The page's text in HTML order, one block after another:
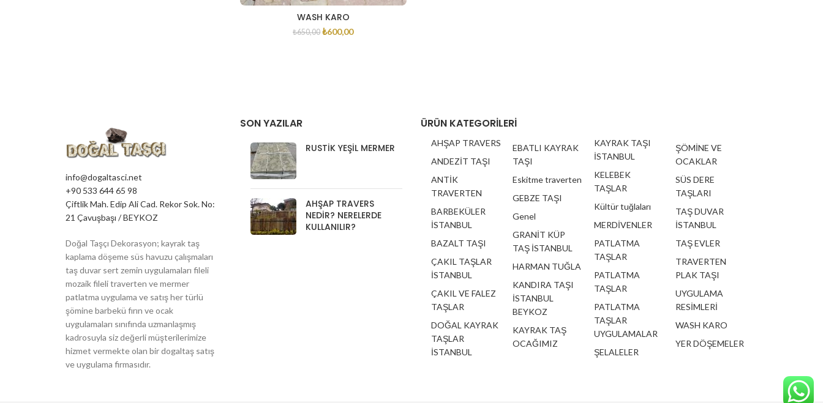
WASH KARO
₺650,00 ₺600,00
info@dogaltasci.net
+90 533 644 65 98
Çiftlik Mah. Edip Ali Cad. Rekor Sok. No:
21 Çavuşbaşı / BEYKOZ
Doğal Taşçı Dekorasyon; kayrak taş
kaplama döşeme süs havuzu çalışmaları
taş duvar sert zemin uygulamaları fileli
mozaik fileli traverten ve mermer
patlatma uygulama ve satış her türlü
şömine barbekü fırın ve ocak
uygulamaları sınıfında uzmanlaşmış
kadrosuyla siz değerli müşterilerimize
hizmet vermekte olan bir dogaltaş satış
ve uygulama firmasıdır.
SON YAZILAR
RUSTIK YEŞIL MERMER
AHŞAP TRAVERS
NEDIR? NERELERDE
KULLANILIR?
ÜRÜN KATEGORILERI
AHŞAP TRAVERS
ANDEZİT TAŞI
ANTİK
TRAVERTEN
BARBEKÜLER
İSTANBUL
BAZALT TAŞI
ÇAKIL TAŞLAR
İSTANBUL
ÇAKIL VE FALEZ
TAŞLAR
DOĞAL KAYRAK
TAŞLAR
İSTANBUL
EBATLI KAYRAK
TAŞI
Eskitme traverten
GEBZE TAŞI
Genel
GRANİT KÜP
TAŞ İSTANBUL
HARMAN TUĞLA
KANDIRA TAŞI
İSTANBUL
BEYKOZ
KAYRAK TAŞ
OCAĞIMIZ
KAYRAK TAŞI
İSTANBUL
KELEBEK
TAŞLAR
Kültür tuğlaları
MERDİVENLER
PATLATMA
TAŞLAR
PATLATMA
TAŞLAR
PATLATMA
TAŞLAR
UYGULAMALAR
ŞELALELER
ŞÖMİNE VE
OCAKLAR
SÜS DERE
TAŞLARI
TAŞ DUVAR
İSTANBUL
TAŞ EVLER
TRAVERTEN
PLAK TAŞI
UYGULAMA
RESİMLERİ
WASH KARO
YER DÖŞEMELER